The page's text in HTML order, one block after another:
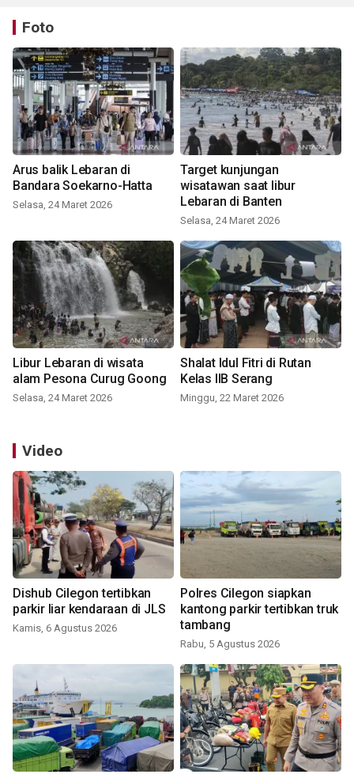
Foto
Arus balik Lebaran di
Bandara Soekarno-Hatta
Selasa, 24 Maret 2026
Target kunjungan
wisatawan saat libur
Lebaran di Banten
Selasa, 24 Maret 2026
Libur Lebaran di wisata
alam Pesona Curug Goong
Selasa, 24 Maret 2026
Shalat Idul Fitri di Rutan
Kelas IIB Serang
Minggu, 22 Maret 2026
Video
Dishub Cilegon tertibkan
parkir liar kendaraan di JLS
Kamis, 6 Agustus 2026
Polres Cilegon siapkan
kantong parkir tertibkan truk
tambang
Rabu, 5 Agustus 2026